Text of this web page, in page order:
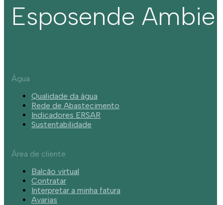
Esposende
Água
Qualidade da água
Rede de Abastecimento
Indicadores ERSAR
Sustentabilidade
Área de cliente
Balcão virtual
Contratar
Interpretar a minha fatura
Avarias